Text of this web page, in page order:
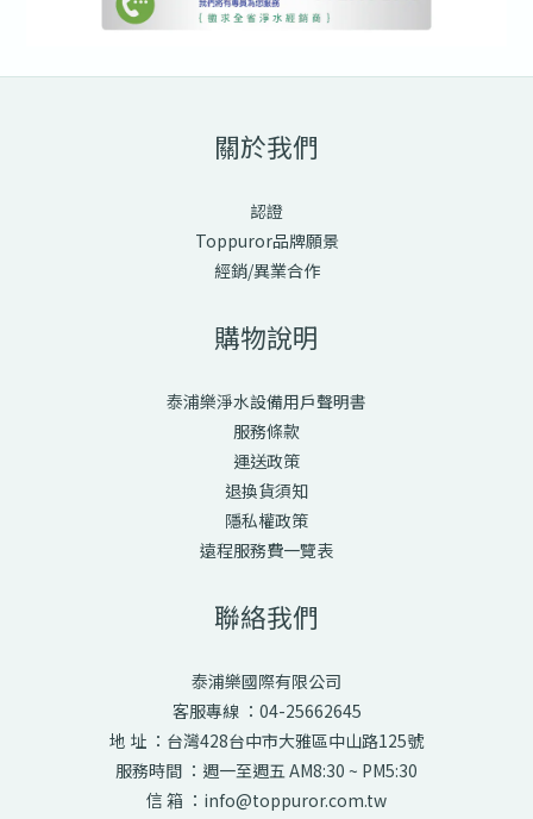
關於我們
認證
Toppuror品牌願景
經銷/異業合作
購物說明
泰浦樂淨水設備用戶聲明書
服務條款
運送政策
退換貨須知
隱私權政策
遠程服務費一覽表
聯絡我們
泰浦樂國際有限公司
客服專線 ：04-25662645
地 址 ：台灣428台中市大雅區中山路125號
服務時間 ：週一至週五 AM8:30 ~ PM5:30
信 箱 ：info@toppuror.com.tw